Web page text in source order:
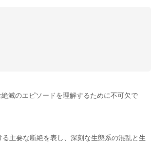
滅のエピソードを理解するために不可欠で
主要な断絶を表し、深刻な生態系の混乱と生